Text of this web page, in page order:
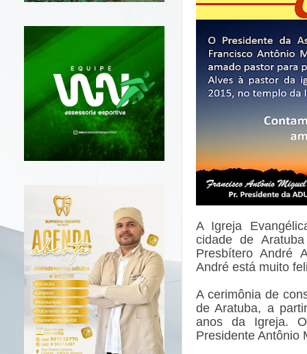
A Igreja
cidade de
Presbítero André
André está muito
A cerimônia de
de Aratuba, a
anos da Igreja.
Presidente Antônio